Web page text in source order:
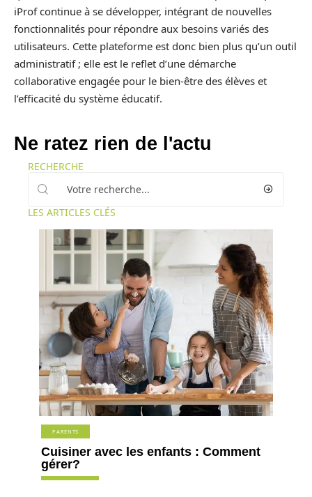
iProf continue à se développer, intégrant de nouvelles
fonctionnalités pour répondre aux besoins variés des
utilisateurs. Cette plateforme est donc bien plus qu’un outil
administratif ; elle est le reflet d’une démarche
collaborative engagée pour le bien-être des élèves et
l’efficacité du système éducatif.
Ne ratez rien de l'actu
RECHERCHE
LES ARTICLES CLÉS
PARENTS
Cuisiner avec les enfants : Comment
gérer?